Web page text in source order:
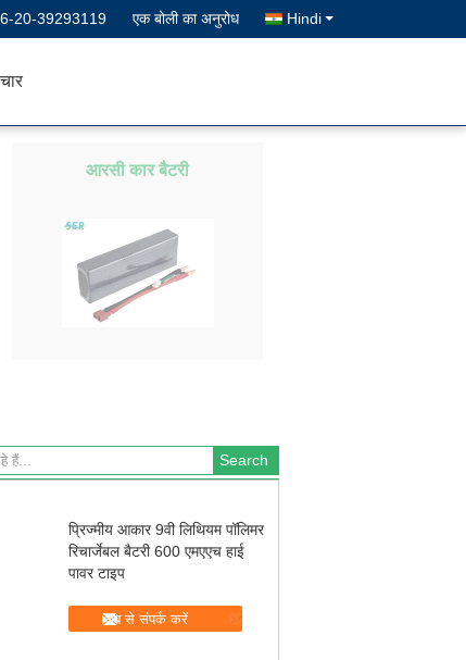
20-39293119 एक बोली का अनुरोध Hindi
आरसी कार बैटरी
प्रिज्मीय आकार 9वी लिथियम पॉलिमर
रिचार्जेबल बैटरी 600 एमएएच हाई
पावर टाइप
अब से संपर्क करें